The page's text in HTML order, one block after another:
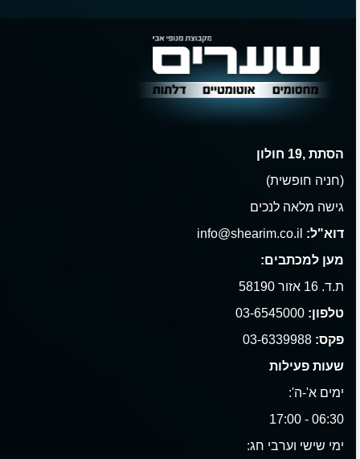
הסתת ,19 חולון
(חניה חופשית)
גישה מלאה לנכים
דוא"ל:
מען למכתבים:
ת.ד. 16 אזור 58190
טלפון:
פקס:
שעות פעילות
ימים א'-ה':
06:30 - 17:00
ימי שישי וערבי חג: